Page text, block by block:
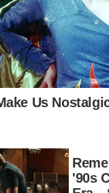
diturunkan
acara
buat
apabila tewas
berjaya